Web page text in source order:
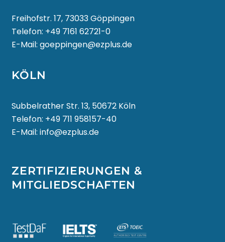
Freihofstr. 17, 73033 Göppingen
Telefon: +49 7161 62721-0
E-Mail:goeppingen@ezplus.de
KÖLN
Subbelrather Str. 13, 50672 Köln
Telefon: +49 711 958157-40
E-Mail:info@ezplus.de
ZERTIFIZIERUNGEN &
MITGLIEDSCHAFTEN